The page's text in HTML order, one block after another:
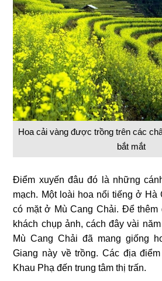
Hoa cải vàng được trồng trên các
bắt mắt
Điểm xuyến đâu đó là những
mạch. Một loài hoa nổi tiếng ở Hà
có mặt ở Mù Cang Chải. Để thêm
khách chụp ảnh, cách đây vài
Mù Cang Chải đã mang giống
Giang này về trồng. Các địa
Khau Phạ đến trung tâm thị trấn.